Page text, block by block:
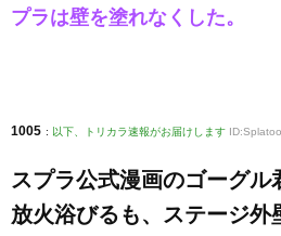
プラは壁を塗れなくした。
1005 : 以下、トリカラ速報がお届けします
スプラ公式漫画のゴーグル
放火浴びるも、ステージ外